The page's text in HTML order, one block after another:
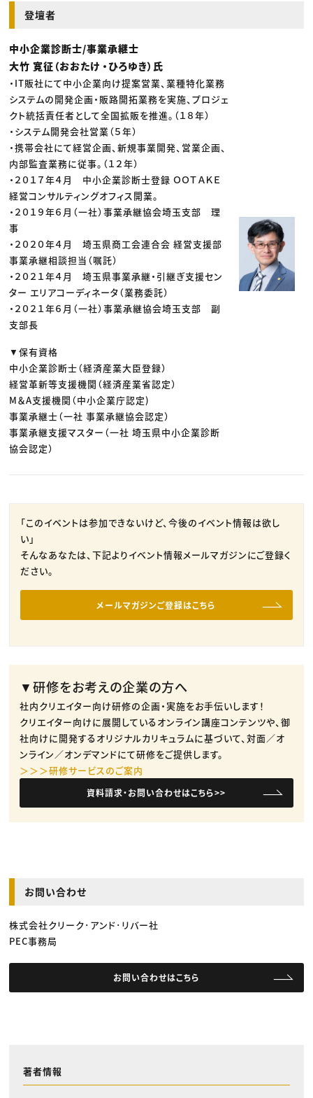
登壇者
中小企業診断士/事業承継士
大竹 寛征（おおたけ ・ひろゆき）氏
・IT販社にて中小企業向け提案営業、業種特化業務
システムの開発企画・販路開拓業務を実施、プロジェ
クト統括責任者として全国拡販を推進。（１８年）
・システム開発会社営業（５年）
・携帯会社にて経営企画、新規事業開発、営業企画、
内部監査業務に従事。（１２年）
・２０１７年４月 中小企業診断士登録 ＯＯＴＡＫＥ
経営コンサルティングオフィス開業。
・２０１９年６月（一社）事業承継協会埼玉支部 理
事
・２０２０年４月 埼玉県商工会連合会 経営支援部
事業承継相談担当（嘱託）
・２０２１年４月 埼玉県事業承継・引継ぎ支援セン
ター エリアコーディネータ（業務委託）
・２０２１年６月（一社）事業承継協会埼玉支部 副
支部長
▼保有資格
中小企業診断士（経済産業大臣登録）
経営革新等支援機関（経済産業省認定）
M＆A支援機関（中小企業庁認定)
事業承継士（一社 事業承継協会認定）
事業承継支援マスター（一社 埼玉県中小企業診断
協会認定）
「このイベントは参加できないけど、今後のイベント情報は欲し
い」
そんなあなたは、下記よりイベント情報メールマガジンにご登録く
ださい。
メールマガジンご登録はこちら
▼研修をお考えの企業の方へ
社内クリエイター向け研修の企画・実施をお手伝いします！
クリエイター向けに展開しているオンライン講座コンテンツや、御
社向けに開発するオリジナルカリキュラムに基づいて、対面／オ
ンライン／オンデマンドにて研修をご提供します。
＞＞＞研修サービスのご案内
資料請求・お問い合わせはこちら>>
お問い合わせ
株式会社クリーク･アンド･リバー社
PEC事務局
お問い合わせはこちら
著者情報